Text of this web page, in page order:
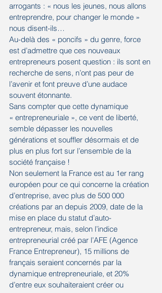
arrogants : « nous les jeunes, nous allons
entreprendre, pour changer le monde »
nous disent-ils…
Au-delà des « poncifs » du genre, force
est d’admettre que ces nouveaux
entrepreneurs posent question : ils sont en
recherche de sens, n’ont pas peur de
l’avenir et font preuve d’une audace
souvent étonnante.
Sans compter que cette dynamique
« entrepreneuriale », ce vent de liberté,
semble dépasser les nouvelles
générations et souffler désormais et de
plus en plus fort sur l’ensemble de la
société française !
Non seulement la France est au 1er rang
européen pour ce qui concerne la création
d’entreprise, avec plus de 500 000
créations par an depuis 2009, date de la
mise en place du statut d’auto-
entrepreneur, mais, selon l’indice
entrepreneurial créé par l’AFE (Agence
France Entrepreneur), 15 millions de
français seraient concernés par la
dynamique entrepreneuriale, et 20%
d’entre eux souhaiteraient créer ou